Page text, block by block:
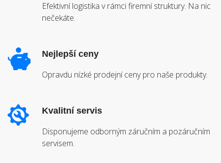
Efektivní logistika v rámci firemní struktury. Na nic
nečekáte.
Nejlepší ceny
Opravdu nízké prodejní ceny pro naše produkty.
Kvalitní servis
Disponujeme odborným záručním a pozáručním
servisem.